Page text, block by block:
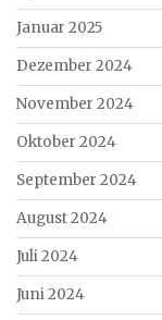
Januar 2025
Dezember 2024
November 2024
Oktober 2024
September 2024
August 2024
Juli 2024
Juni 2024